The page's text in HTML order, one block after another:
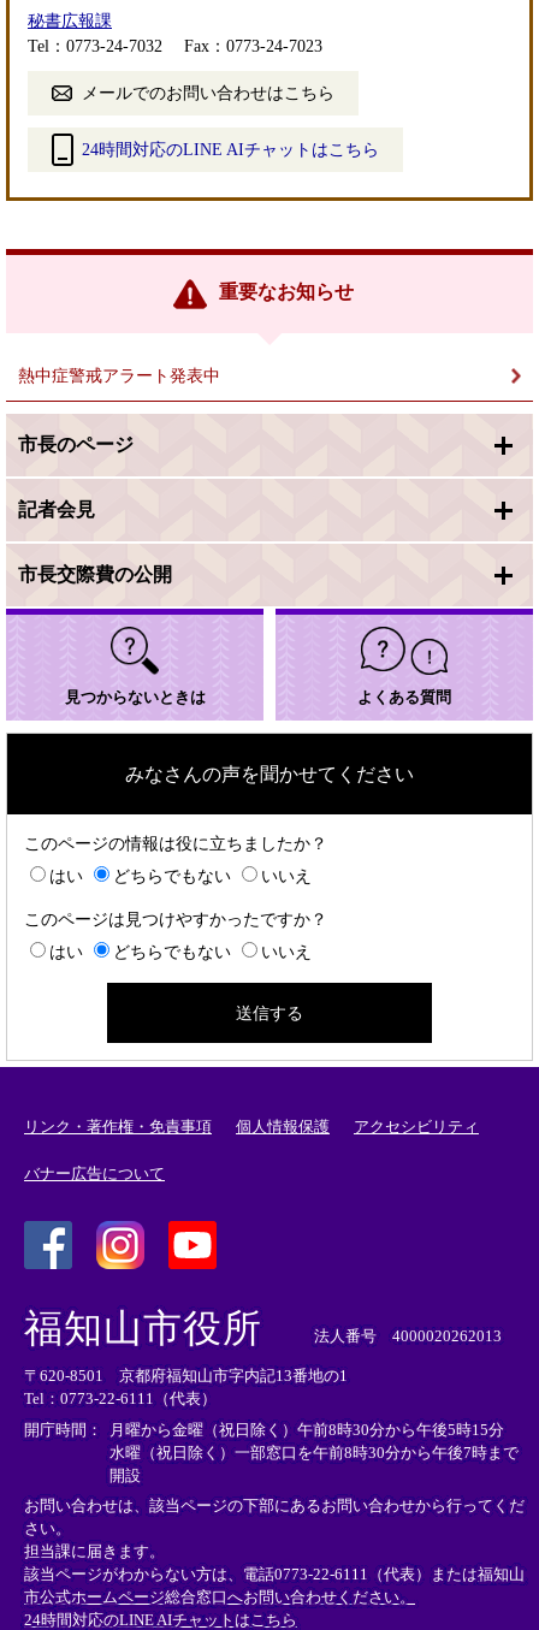
秘書広報課
Tel：0773-24-7032
Fax：0773-24-7023
メールでのお問い合わせはこちら
24時間対応のLINE AIチャットはこちら
リ
重要なお知らせ
熱中症警戒アラート発表中
市長のページ
記者会見
市長交際費の公開
見つからないときは よくある質問
みなさんの声を聞かせてください
このページの情報は役に立ちましたか？
はい
どちらでもない いいえ
このページは見つけやすかったですか？
はい
どちらでもない いいえ
リンク・著作権・免責事項 個人情報保護 アクセシビリティ
バナー広告について
外
部
リ
ン
ク
＞
外
リ
ン
ク
＞
外
部
ン
ク
＞
福知山市役所 法人番号 4000020262013
〒620-8501 京都府福知山市字内記13番地の1
Tel：0773-22-6111（代表）
開庁時間：
月曜から金曜（祝日除く）午前8時30分から午後5時15分
水曜（祝日除く）一部窓口を午前8時30分から午後7時まで
開設
お問い合わせは、該当ページの下部にあるお問い合わせから行ってくだ
さい。
担当課に届きます。
該当ページがわからない方は、電話0773-22-6111（代表）または福知山
市公式ホームページ総合窓口へお問い合わせください。
24時間対応のLINE AIチャットはこちら